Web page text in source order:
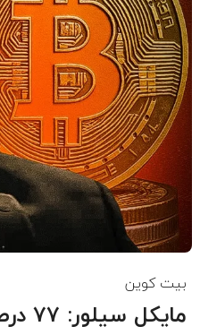
بیت کوین
مایکل سیلور: ۷۷ درصد از کاربران انتظار بیت کوین ۱۵۰ هزار دلاری را دارند